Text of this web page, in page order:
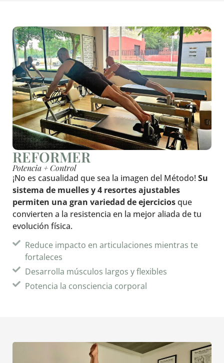
REFORMER
Potencia + Control
¡No es casualidad que sea la imagen del Método! Su
sistema de muelles y 4 resortes ajustables
permiten una gran variedad de ejerciciosque
convierten a la resistencia en la mejor aliada de tu
evolución física.
Reduce impacto en articulaciones mientras te
fortaleces
Desarrolla músculos largos y flexibles
Potencia la consciencia corporal